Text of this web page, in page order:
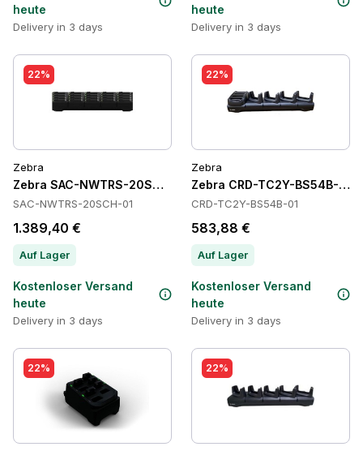
heute
Delivery in 3 days
heute
Delivery in 3 days
22%
Zebra
Zebra SAC-NWTRS-20SCH-01 Batteries
SAC-NWTRS-20SCH-01
1.389,40 €
Auf Lager
Kostenloser Versand
heute
Delivery in 3 days
22%
Zebra
Zebra CRD-TC2Y-BS54B-01
CRD-TC2Y-BS54B-01
583,88 €
Auf Lager
Kostenloser Versand
heute
Delivery in 3 days
22% 22%